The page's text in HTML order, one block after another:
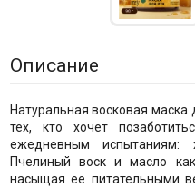
Описание
Натуральная восковая
тех, кто хочет
ежедневным испытаниям:
Пчелиный воск и масло
насыщая ее питательными